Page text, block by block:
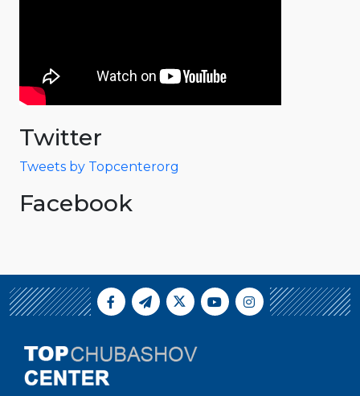
Twitter
Tweets by Topcenterorg
Facebook